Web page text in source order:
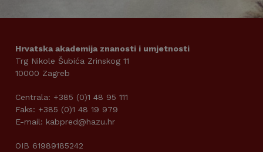
Hrvatska akademija znanosti i umjetnosti
Trg Nikole Šubića Zrinskog 11
10000 Zagreb
Centrala: +385 (0)1 48 95 111
Faks: +385 (0)1 48 19 979
E-mail: kabpred@hazu.hr
OIB 61989185242